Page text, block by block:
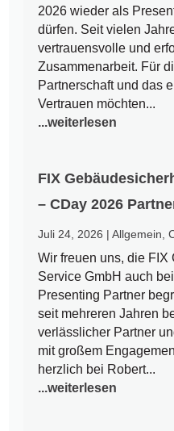
2026 wieder als
dürfen. Seit vielen
vertrauensvolle und
Zusammenarbeit. Für
Partnerschaft und das
Vertrauen möchten...
...weiterlesen
FIX
– CDay 2026
Juli 24, 2026 |Allgemein ,
Wir freuen uns, die FIX
Service GmbH auch
Presenting Partner
seit mehreren Jahren
verlässlicher Partner
mit großem
herzlich bei Robert...
...weiterlesen